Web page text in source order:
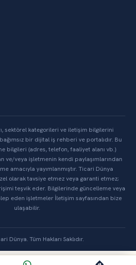
sektörel kategorileri ve iletişim bilgilerini
bir dijital iş rehberi ve portalıdır. Bu
bilgileri (adres, telefon, faaliyet alanı vb.)
ve/veya işletmenin kendi paylaşımlarından
amacıyla yayımlanmıştır. Ticari Dünya
olarak tavsiye etmez veya garanti etmez;
teşvik eder. Bilgilerinde güncelleme veya
eden işletmeler İletişim sayfasından bize
ulaşabilir.
Dünya. Tüm Hakları Saklıdır.